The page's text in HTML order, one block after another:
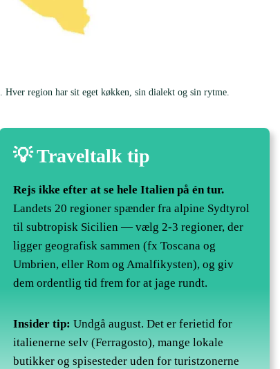
region har sit eget køkken, sin dialekt og sin rytme.
💡 Traveltalk tip
Rejs ikke efter at se hele Italien på én tur.
Landets 20 regioner spænder fra alpine Sydtyrol
til subtropisk Sicilien — vælg 2-3 regioner, der
ligger geografisk sammen (fx Toscana og
Umbrien, eller Rom og Amalfikysten), og giv
dem ordentlig tid frem for at jage rundt.
Insider tip: Undgå august. Det er ferietid for
italienerne selv (Ferragosto), mange lokale
butikker og spisesteder uden for turistzonerne